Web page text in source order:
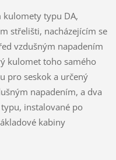
typu DA,
střelišti, nacházejícím se
vzdušným napadením
kulomet toho samého
pro seskok a určený
napadením, a dva
instalované po
kabiny